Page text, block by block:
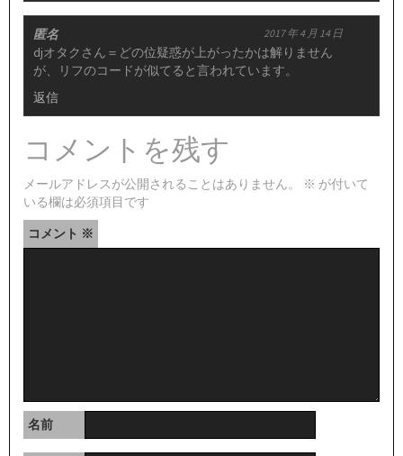
匿名 2017 年 4 月 14 日
djオタクさん＝どの位疑惑が上がったかは解りません
が、リフのコードが似てると言われています。
返信
コメントを残す
メールアドレスが公開されることはありません。 ※ が付いて
いる欄は必須項目です
コメント ※
名前